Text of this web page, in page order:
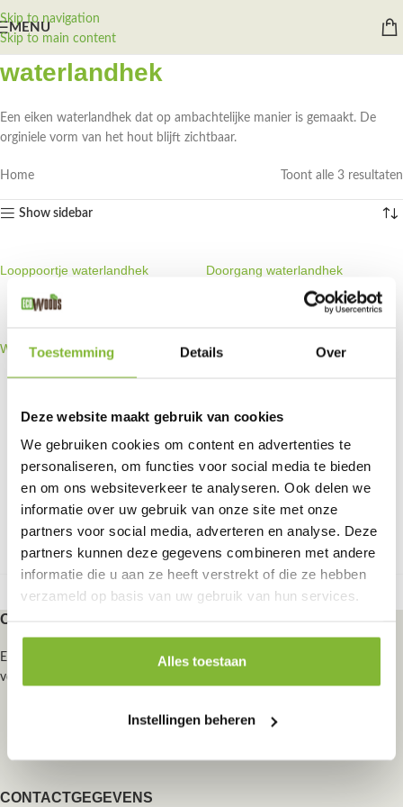
Toestemming Details Over
Deze website maakt gebruik van cookies
We gebruiken cookies om content en advertenties te
personaliseren, om functies voor social media te bieden
en om ons websiteverkeer te analyseren. Ook delen we
informatie over uw gebruik van onze site met onze
partners voor social media, adverteren en analyse. Deze
partners kunnen deze gegevens combineren met andere
informatie die u aan ze heeft verstrekt of die ze hebben
verzameld op basis van uw gebruik van hun services.
Alles toestaan
Instellingen beheren
Skip to navigation
Skip to main content
MENU
waterlandhek
Een eiken waterlandhek dat op ambachtelijke manier is gemaakt. De
orginiele vorm van het hout blijft zichtbaar.
Home Toont alle 3 resultaten
Show sidebar
Looppoortje waterlandhek Doorgang waterlandhek
Vanaf€460
Waterlandhek 2-delig
OVER ECOWOODS
Ecowoods draagt met trots het FSC® keurmerk. De hoogst denkbare
vorm van erkenning voor goed bosbeheer.
CONTACTGEGEVENS